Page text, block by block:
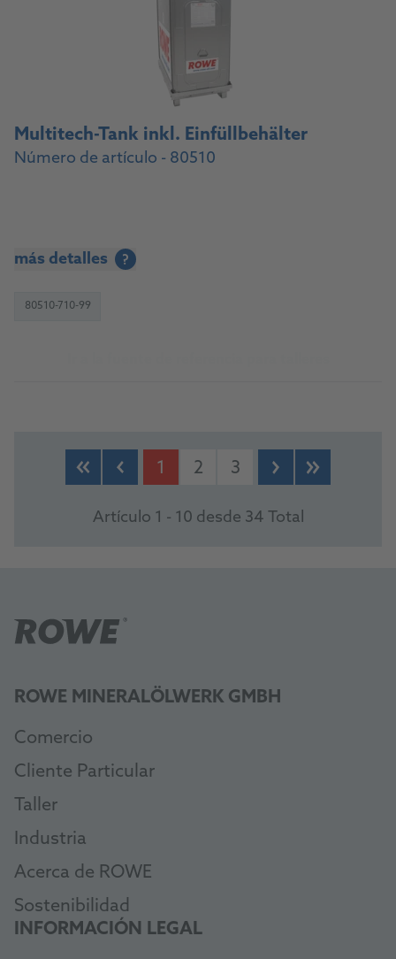
Multitech-Tank inkl. Einfüllbehälter
Número de artículo - 80510
más detalles ?
80510-710-99
1 2 3
Artículo 1 - 10 desde 34 Total
ROWE MINERALÖLWERK GMBH
Comercio
Cliente Particular
Taller
Industria
Acerca de ROWE
Sostenibilidad
INFORMACIÓN LEGAL